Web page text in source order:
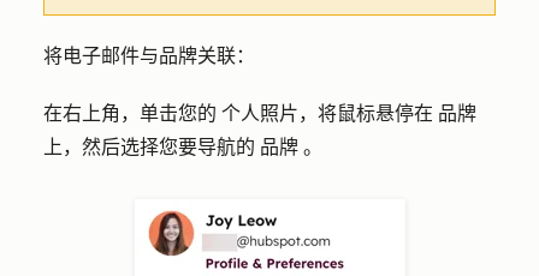
将电子邮件与品牌关联：
在右上角，单击您的 个人照片，将鼠标悬停在 品牌
上，然后选择您要导航的 品牌 。